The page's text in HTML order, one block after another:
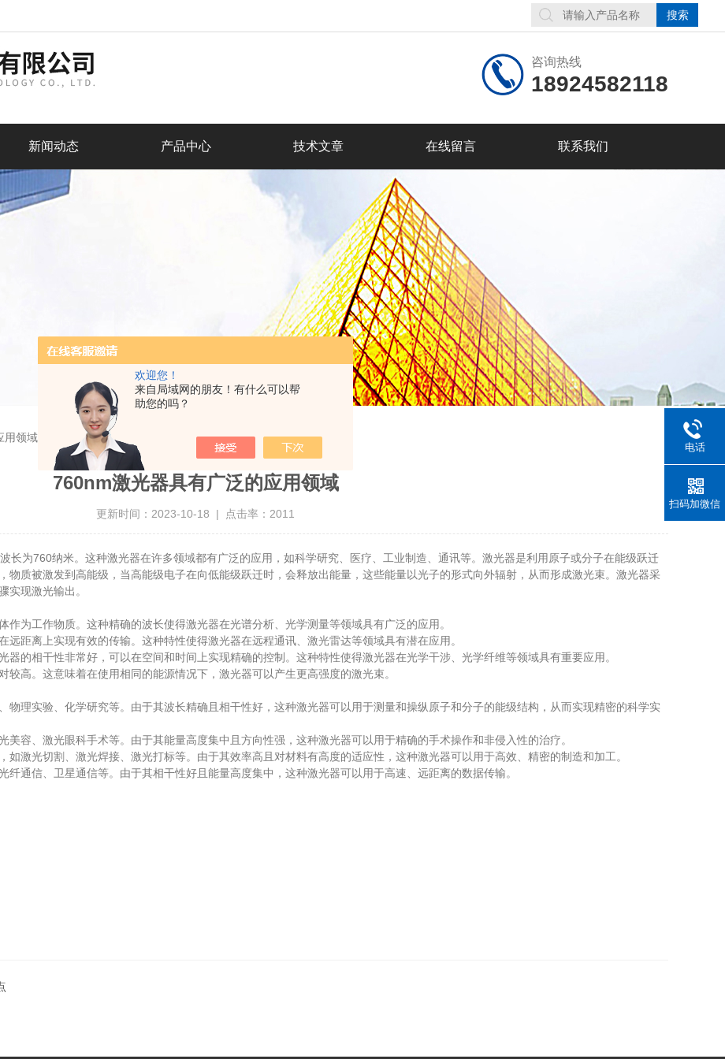
欢迎您！
来自局域网的朋友！有什么可以帮
助您的吗？
咨询热线
18924582118
新闻动态 产品中心 技术文章 在线留言 联系我们
用领域
760nm激光器具有广泛的应用领域
更新时间：2023-10-18 | 点击率：2011
为760纳米。这种激光器在许多领域都有广泛的应用，如科学研究、医疗、工业制造、通讯等。激光器是利用原子或分子在能级跃迁
物质被激发到高能级，当高能级电子在向低能级跃迁时，会释放出能量，这些能量以光子的形式向外辐射，从而形成激光束。激光器采
实现激光输出。
工作物质。这种精确的波长使得激光器在光谱分析、光学测量等领域具有广泛的应用。
离上实现有效的传输。这种特性使得激光器在远程通讯、激光雷达等领域具有潜在应用。
相干性非常好，可以在空间和时间上实现精确的控制。这种特性使得激光器在光学干涉、光学纤维等领域具有重要应用。
高。这意味着在使用相同的能源情况下，激光器可以产生更高强度的激光束。
理实验、化学研究等。由于其波长精确且相干性好，这种激光器可以用于测量和操纵原子和分子的能级结构，从而实现精密的科学实
、激光眼科手术等。由于其能量高度集中且方向性强，这种激光器可以用于精确的手术操作和非侵入性的治疗。
光切割、激光焊接、激光打标等。由于其效率高且对材料有高度的适应性，这种激光器可以用于高效、精密的制造和加工。
信、卫星通信等。由于其相干性好且能量高度集中，这种激光器可以用于高速、远距离的数据传输。
电话
扫码加微信